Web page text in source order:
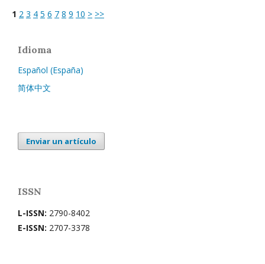
1 2 3 4 5 6 7 8 9 10 > >>
Idioma
Español (España)
简体中文
Enviar un artículo
ISSN
L-ISSN: 2790-8402
E-ISSN: 2707-3378